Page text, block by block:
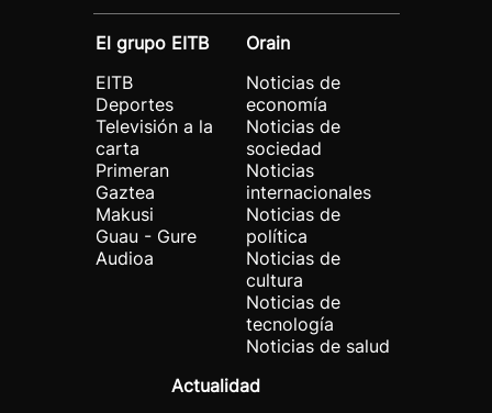
El grupo EITB
EITB
Deportes
Televisión a la
carta
Primeran
Gaztea
Makusi
Guau - Gure
Audioa
Orain
Noticias de
economía
Noticias de
sociedad
Noticias
internacionales
Noticias de
política
Noticias de
cultura
Noticias de
tecnología
Noticias de salud
Actualidad